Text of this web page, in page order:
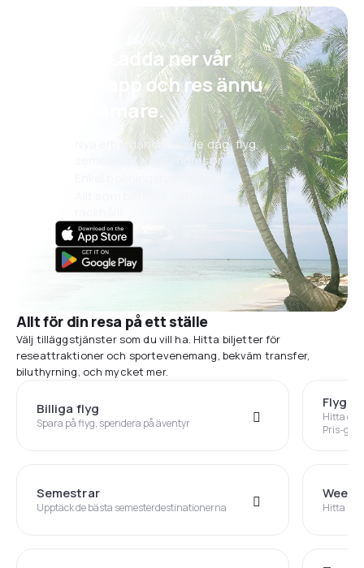
Psst! Ladda ner vår
eSky-app och res ännu
bekvämare.
Nya erbjudanden varje dag: flyg,
semestrar, weekendresor
Allt för din resa på ett ställe
Välj tilläggstjänster som du vill ha. Hitta biljetter för
reseattraktioner och sportevenemang, bekväm transfer,
biluthyrning, och mycket mer.
Billiga flyg
Spara på flyg, spendera på äventyr
Hitta din
Pris-
Semestrar
Upptäck de bästa semesterdestinationerna Hitta